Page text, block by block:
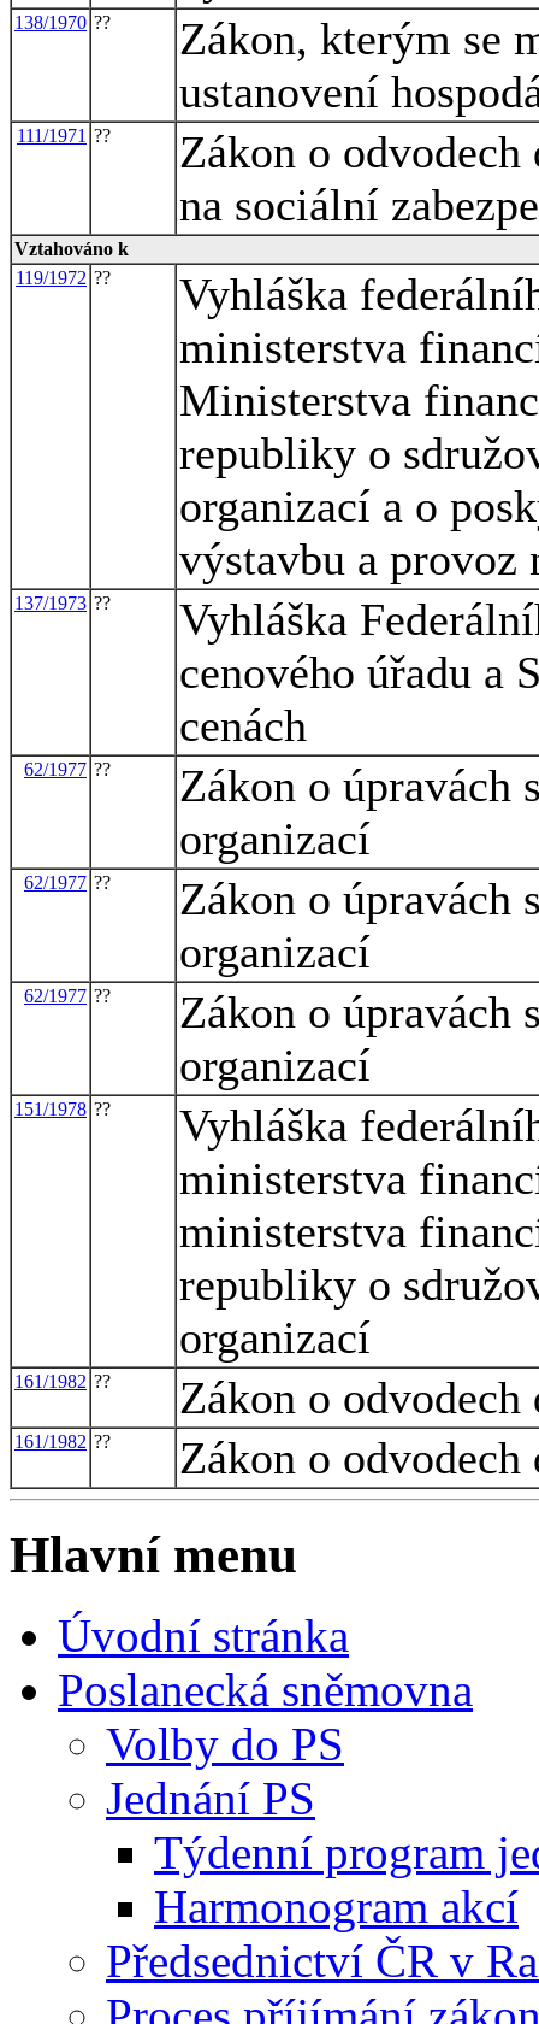
138/1970 ??
Zákon, kterým se
ustanovení
111/1971 ??
Zákon o
na sociální
Vztahováno k
119/1972 ??
Vyhláška
ministerstva
Ministerstva
republiky o
organizací a o
výstavbu a provoz
137/1973 ??
Vyhláška
cenového úřadu a
cenách
62/1977 ??
Zákon o úpravách
organizací
62/1977 ??
Zákon o úpravách
organizací
62/1977 ??
Zákon o úpravách
organizací
151/1978 ??
Vyhláška
ministerstva
ministerstva
republiky o
organizací
161/1982 ?? Zákon o
161/1982 ?? Zákon o
Hlavní menu
Úvodní stránka
Poslanecká sněmovna
Volby do PS
Jednání PS
Týdenní program
Harmonogram akcí
Předsednictví ČR v